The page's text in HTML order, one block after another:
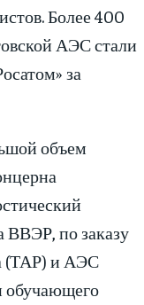
Более 400
АЭС стали
за
объем
ВВЭР, по заказу
(ТАР) и АЭС
обучающего